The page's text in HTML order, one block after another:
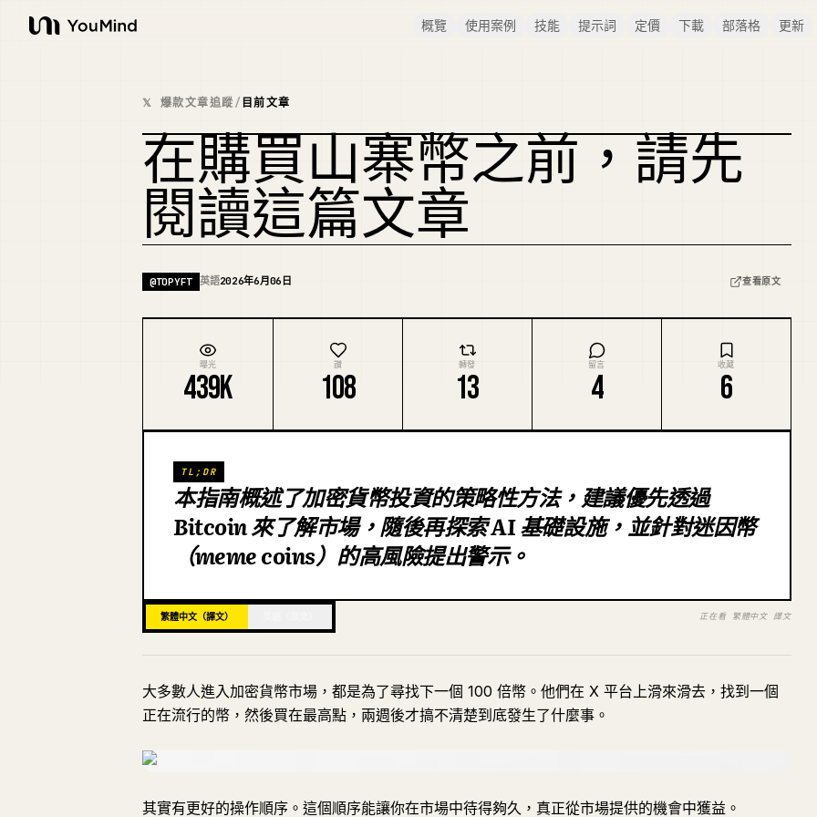
YouMind
概覽 使用案例 技能 提示詞 定價 下載 部落格 更新
𝕏 爆款文章追蹤/ 目前文章
複刻封面
在購買山寨幣之前，請先
閱讀這篇文章
@TOPYFT 英語2026年6月06日 查看原文
曝光
439K
讚
108
轉發
13
留言
4
收藏
6
TL;DR
本指南概述了加密貨幣投資的策略性方法，建議優先透過
Bitcoin 來了解市場，隨後再探索 AI 基礎設施，並針對迷因幣
（meme coins）的高風險提出警示。
繁體中文（譯文） 正在看 繁體中文 譯文
大多數人進入加密貨幣市場，都是為了尋找下一個 100 倍幣。他們在 X 平台上滑來滑去，找到一個
正在流行的幣，然後買在最高點，兩週後才搞不清楚到底發生了什麼事。
其實有更好的操作順序。這個順序能讓你在市場中待得夠久，真正從市場提供的機會中獲益。